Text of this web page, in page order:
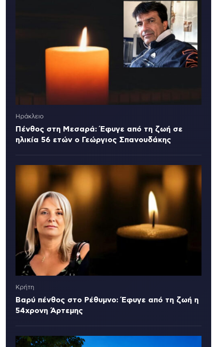
Ηράκλειο
Πένθος στη Μεσαρά: Έφυγε από τη ζωή σε
ηλικία 56 ετών ο Γεώργιος Σπανουδάκης
Κρήτη
Βαρύ πένθος στο Ρέθυμνο: Έφυγε από τη ζωή η
54χρονη Άρτεμης